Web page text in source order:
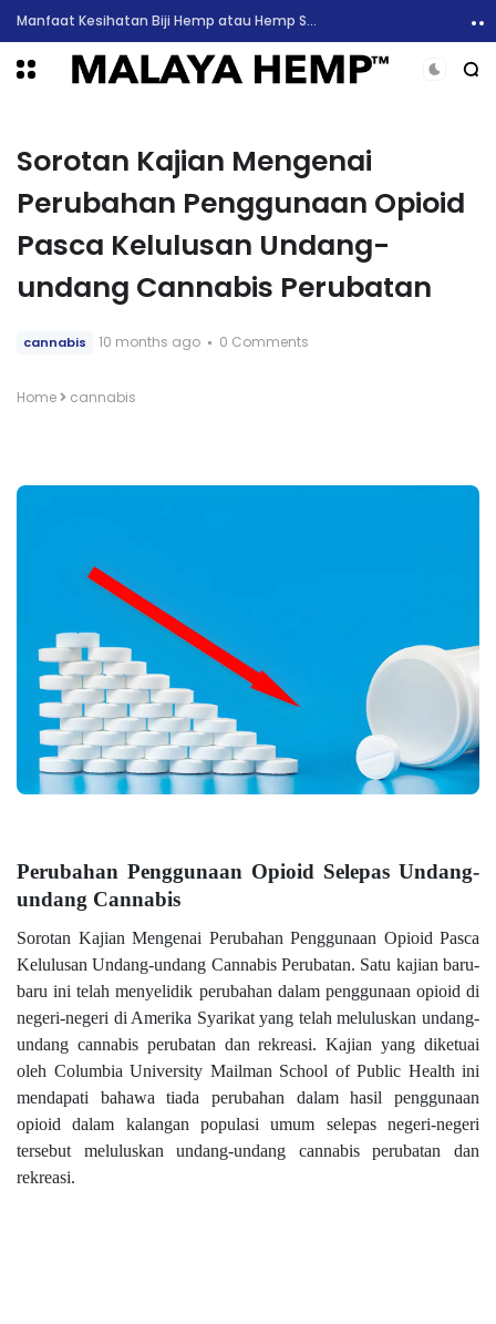
6 Manfaat Kesihatan Minyak CBD dan Sekilas Mengenai Kesan Sampingan
Sorotan Kajian Mengenai
Perubahan Penggunaan Opioid
Pasca Kelulusan Undang-
undang Cannabis Perubatan
cannabis 10 months ago 0 Comments
Home cannabis
Perubahan Penggunaan Opioid Selepas Undang-
undang Cannabis
Sorotan Kajian Mengenai Perubahan Penggunaan Opioid Pasca
Kelulusan Undang-undang Cannabis Perubatan. Satu kajian baru-
baru ini telah menyelidik perubahan dalam penggunaan opioid di
negeri-negeri di Amerika Syarikat yang telah meluluskan undang-
undang cannabis perubatan dan rekreasi. Kajian yang diketuai
oleh Columbia University Mailman School of Public Health ini
mendapati bahawa tiada perubahan dalam hasil penggunaan
opioid dalam kalangan populasi umum selepas negeri-negeri
tersebut meluluskan undang-undang cannabis perubatan dan
rekreasi.